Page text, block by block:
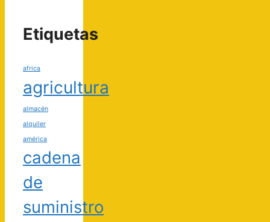
Etiquetas
africa
agricultura
almacén
alquiler
américa
cadena
de
suministro